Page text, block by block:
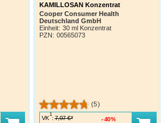
KAMILLOSAN Konzentrat
Cooper Consumer Health
Deutschland GmbH
Einheit: 30 ml Konzentrat
PZN: 00565073
(5)
VK
1
: 7,97 €*
40%